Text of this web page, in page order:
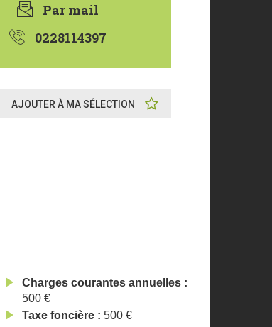
Par mail
0228114397
AJOUTER À MA SÉLECTION
Charges courantes annuelles
500 €
Taxe foncière
500 €